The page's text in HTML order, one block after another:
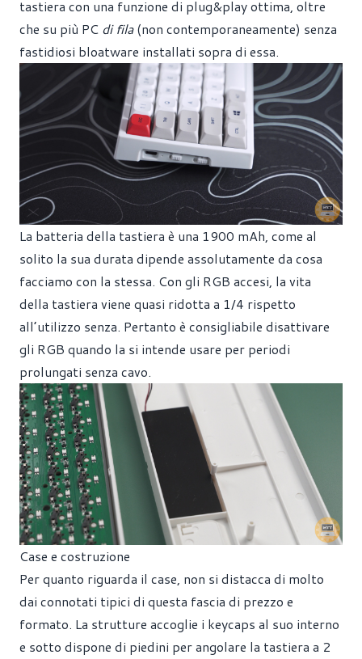
tastiera con una funzione di plug&play ottima, oltre
che su più PC di fila(non contemporaneamente) senza
fastidiosi bloatware installati sopra di essa.
La batteria della tastiera è una 1900 mAh, come al
solito la sua durata dipende assolutamente da cosa
facciamo con la stessa. Con gli RGB accesi, la vita
della tastiera viene quasi ridotta a 1/4 rispetto
all’utilizzo senza. Pertanto è consigliabile disattivare
gli RGB quando la si intende usare per periodi
prolungati senza cavo.
Case e costruzione
Per quanto riguarda il case, non si distacca di molto
dai connotati tipici di questa fascia di prezzo e
formato. La strutture accoglie i keycaps al suo interno
e sotto dispone di piedini per angolare la tastiera a 2